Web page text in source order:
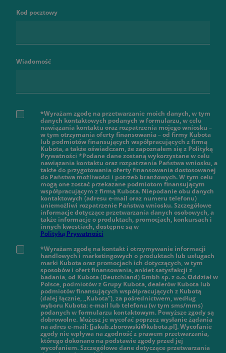
Kod pocztowy
Wiadomość
*Wyrażam zgodę na przetwarzanie moich danych, w tym
danych kontaktowych podanych w formularzu, w celu
nawiązania kontaktu oraz rozpatrzenia mojego wniosku –
w tym otrzymania oferty finansowania – od firmy Kubota
lub podmiotów finansujących współpracujących z firmą
Kubota, a także oświadczam, że zapoznałem się z Polityką
Prywatności *Podane dane zostaną wykorzystane w celu
nawiązania kontaktu oraz rozpatrzenia Państwa wniosku, a
także do przygotowania oferty finansowania dostosowanej
do Państwa możliwości i potrzeb branżowych. W tym celu
mogą one zostać przekazane podmiotom finansującym
współpracującym z firmą Kubota. Niepodanie obu danych
kontaktowych (adresu e-mail oraz numeru telefonu)
uniemożliwi rozpatrzenie Państwa wniosku. Szczegółowe
informacje dotyczące przetwarzania danych osobowych, a
także informacje o produktach, promocjach, konkursach i
innych kwestiach, dostępne są w
Polityką Prywatności
*Wyrażam zgodę na kontakt i otrzymywanie informacji
handlowych i marketingowych o produktach lub usługach
marki Kubota oraz promocjach ich dotyczących, w tym
sposobów i ofert finansowania, ankiet satysfakcji z
badania, od Kubota (Deutchland) Gmbh sp. z o.o. Oddział w
Polsce, podmiotów z Grupy Kubota, dealerów Kubota lub
podmiotów finansujących współpracujących z Kubotą
(dalej łącznie, „Kubota”), za pośrednictwem, według
wyboru Kubota: e-mail lub telefonu (w tym sms/mms)
podanych w formularzu kontaktowym. Powyższe zgody są
dobrowolne. Możesz je wycofać poprzez wysłanie żądania
na adres e-mail: [jakub.zborowski@kubota.pl]. Wycofanie
zgody nie wpływa na zgodność z prawem przetwarzania,
którego dokonano na podstawie zgody przed jej
wycofaniem. Szczegółowe dane dotyczące przetwarzania